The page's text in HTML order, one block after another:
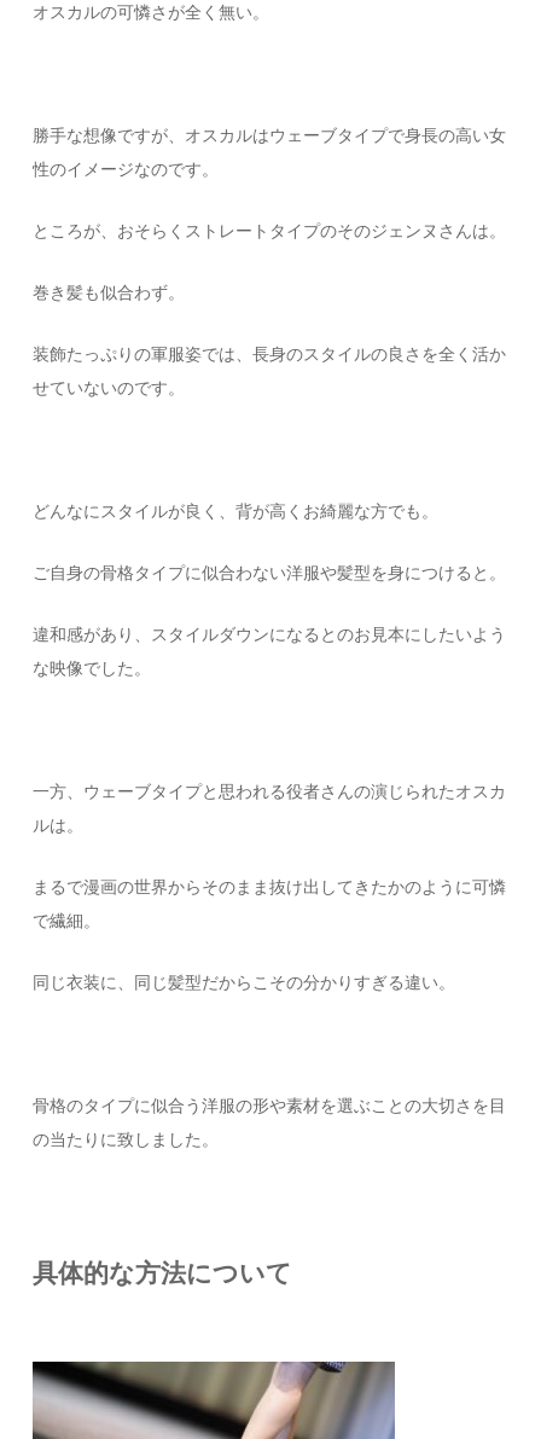
オスカルの可憐さが全く無い。
勝手な想像ですが、オスカルはウェーブタイプで身長の高い女
性のイメージなのです。
ところが、おそらくストレートタイプのそのジェンヌさんは。
巻き髪も似合わず。
装飾たっぷりの軍服姿では、長身のスタイルの良さを全く活か
せていないのです。
どんなにスタイルが良く、背が高くお綺麗な方でも。
ご自身の骨格タイプに似合わない洋服や髪型を身につけると。
違和感があり、スタイルダウンになるとのお見本にしたいよう
な映像でした。
一方、ウェーブタイプと思われる役者さんの演じられたオスカ
ルは。
まるで漫画の世界からそのまま抜け出してきたかのように可憐
で繊細。
同じ衣装に、同じ髪型だからこその分かりすぎる違い。
骨格のタイプに似合う洋服の形や素材を選ぶことの大切さを目
の当たりに致しました。
具体的な方法について